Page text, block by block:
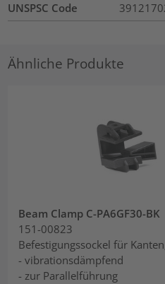
UNSPSC Code
Ähnliche Produkte
Beam Clamp C-PA6GF30-BK
151-00823
Befestigungssockel für
- vibrationsdämpfend
- zur Parallelführung